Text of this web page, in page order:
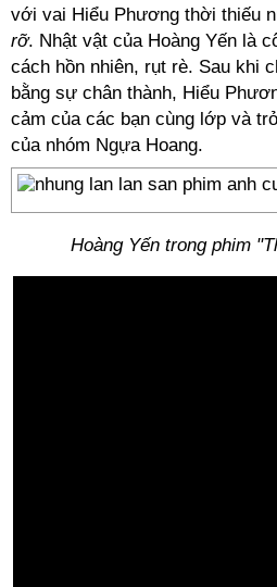
với vai Hiểu Phương thời thiếu
rỡ. Nhật vật của Hoàng Yến là
cách hồn nhiên, rụt rè. Sau khi
bằng sự chân thành, Hiểu
cảm của các bạn cùng lớp và
của nhóm Ngựa Hoang.
Hoàng Yến trong phim